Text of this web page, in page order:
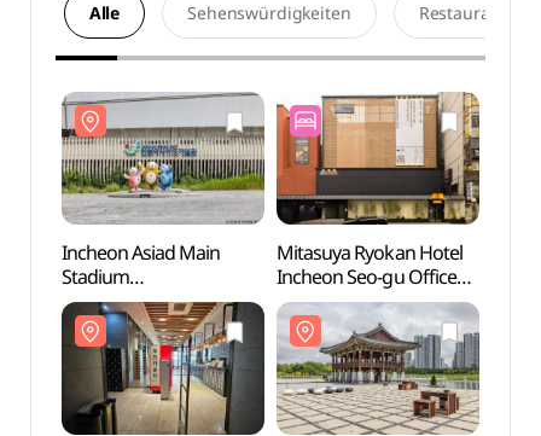
Alle Sehenswürdigkeiten Restaurants
Incheon Asiad Main
Stadium
(인천아시아드주경기장)
Mitasuya Ryokan Hotel
Incheon Seo-gu Office
(미타스야 료칸 호텔
인천서구청역점)